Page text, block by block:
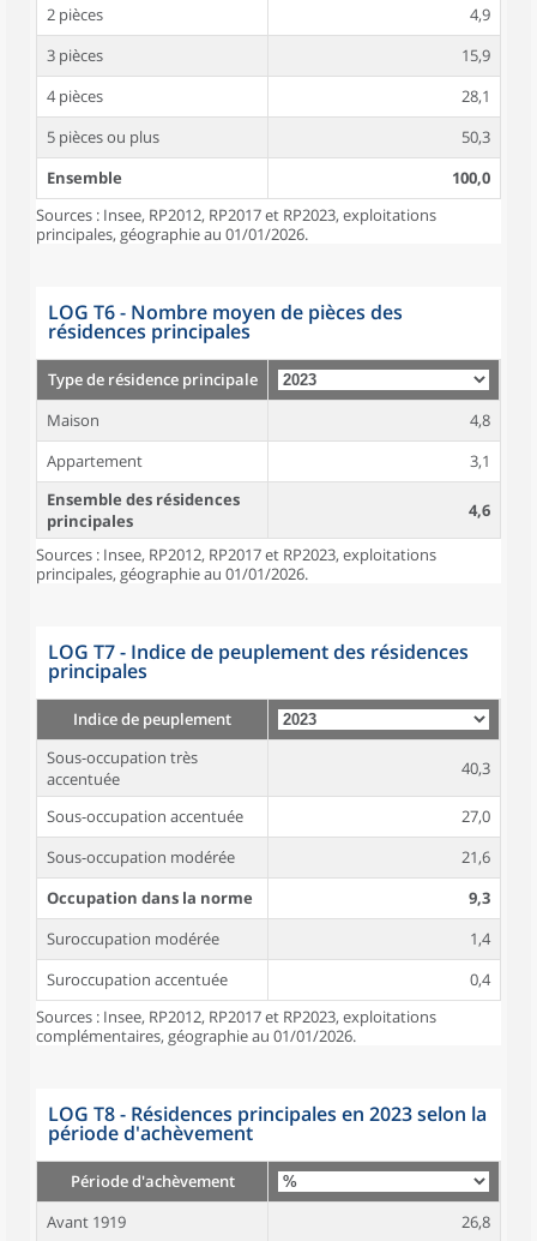
2 pièces
4,9
3 pièces
15,9
4 pièces
28,1
5 pièces ou plus
50,3
Ensemble
100,0
Sources : Insee, RP2012, RP2017 et RP2023, exploitations
principales, géographie au 01/01/2026.
LOG T6 - Nombre moyen de pièces des
résidences principales
Type de résidence principale
Maison
4,8
Appartement
3,1
Ensemble des résidences
principales
4,6
Sources : Insee, RP2012, RP2017 et RP2023, exploitations
principales, géographie au 01/01/2026.
LOG T7 - Indice de peuplement des résidences
principales
Indice de peuplement
Sous-occupation très
accentuée
40,3
Sous-occupation accentuée
27,0
Sous-occupation modérée
21,6
Occupation dans la norme
9,3
Suroccupation modérée
1,4
Suroccupation accentuée
0,4
Sources : Insee, RP2012, RP2017 et RP2023, exploitations
complémentaires, géographie au 01/01/2026.
LOG T8 - Résidences principales en 2023 selon la
période d'achèvement
Période d'achèvement
Avant 1919
26,8